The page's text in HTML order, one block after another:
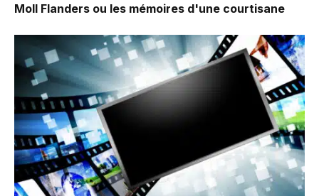
Moll Flanders ou les mémoires d'une courtisane